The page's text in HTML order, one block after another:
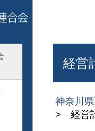
経営
神奈川
> 経営